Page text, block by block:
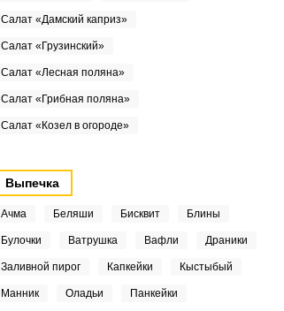
Салат «Дамский каприз»
Салат «Грузинский»
Салат «Лесная поляна»
Салат «Грибная поляна»
Салат «Козел в огороде»
Выпечка
Ачма Беляши Бисквит Блины
Булочки Ватрушка Вафли Драники
Заливной пирог Капкейки Кыстыбый
Манник Оладьи Панкейки